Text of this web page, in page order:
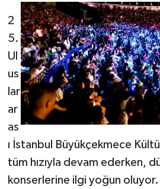
2
5.
Ul
us
lar
ar
as
ı İstanbul Büyükçekmece
tüm hızıyla devam ederken,
konserlerine ilgi yoğun oluyor.